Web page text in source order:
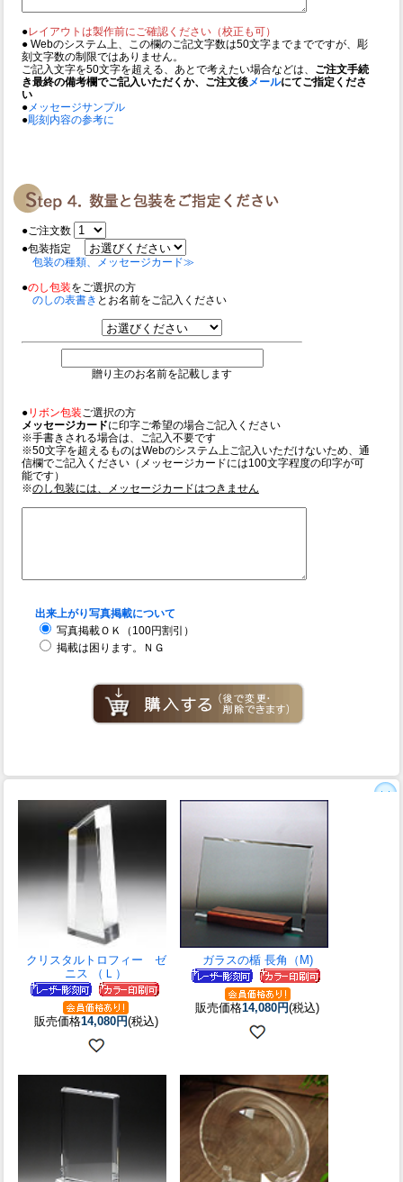
●レイアウトは製作前にご確認ください（校正も可）
● Webのシステム上、この欄のご記文字数は50文字までまでですが、彫
刻文字数の制限ではありません。
ご記入文字を50文字を超える、あとで考えたい場合などは、 ご注文手続
き最終の備考欄でご記入いただくか、ご注文後 メールにてご指定くださ
い
● メッセージサンプル
●彫刻内容の参考に
●ご注文数
●包装指定
包装の種類、メッセージカード≫
●のし包装をご選択の方
のしの表書き とお名前をご記入ください
贈り主のお名前を記載します
●リボン包装 ご選択の方
メッセージカードに印字ご希望の場合ご記入ください
※手書きされる場合は、ご記入不要です
※50文字を超えるものはWebのシステム上ご記入いただけないため、通
信欄でご記入ください（メッセージカードには100文字程度の印字が可
能です）
※のし包装には、メッセージカードはつきません
出来上がり写真掲載について
写真掲載ＯＫ（100円割引）
掲載は困ります。ＮＧ
クリスタルトロフィー ゼ
ニス （Ｌ）
販売価格14,080円(税込)
ガラスの楯 長角（M)
販売価格14,080円(税込)